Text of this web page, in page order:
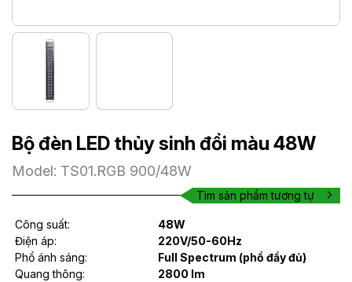
Bộ đèn LED thủy sinh đổi màu 48W
Model: TS01.RGB 900/48W
Tìm sản phẩm tương tự
Công suất:
48W
Điện áp:
220V/50-60Hz
Phổ ánh sáng:
Full Spectrum (phổ đầy đủ)
Quang thông:
2800 lm